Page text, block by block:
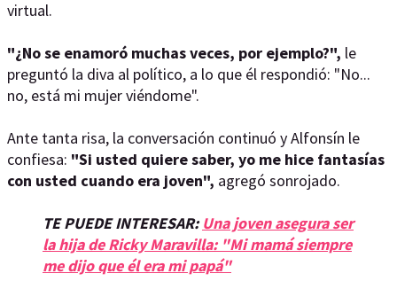
virtual.
"¿No se enamoró muchas veces, por ejemplo?", le
preguntó la diva al político, a lo que él respondió: "No...
no, está mi mujer viéndome".
Ante tanta risa, la conversación continuó y Alfonsín le
confiesa: "Si usted quiere saber, yo me hice fantasías
con usted cuando era joven", agregó sonrojado.
TE PUEDE INTERESAR:Una joven asegura ser
la hija de Ricky Maravilla: "Mi mamá siempre
me dijo que él era mi papá"